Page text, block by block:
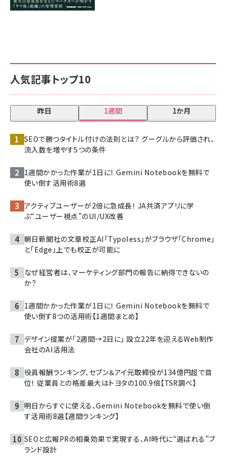
人気記事トップ10
昨日 1週間 1か月
SEOで勝つタイトル付けの法則とは？ グーグルから評価され、
流入数を増やす5つの条件
1週間かかった作業が1日に！ Gemini Notebookを無料で
使い倒す活用術8選
アクティブユーザーが2倍に急成長！ JA共済アプリに学
ぶ“ユーザー視点”のUI/UX改善
朝日新聞社の文章校正AI「Typoless」がブラウザ「Chrome」
と「Edge」上でも校正が可能に
なぜ経営者は、マーケティング部門の報告に納得できないの
か？
1週間かかった作業が1日に！ Gemini Notebookを無料で
使い倒す8つの活用術【1週間まとめ】
デザイン提案が「2週間→2日に」 設立22年を迎えるWeb制作
会社のAI活用法
役員報酬ランキング、セブン＆アイ元取締役が134億円超で首
位！ 従業員との格差最大はトヨタの100.9倍【TSR調べ】
明日からすぐに使える、Gemini Notebookを無料で使い倒
す活用術8選【週間ランキング】
SEOと広報PRの相乗効果で実現する、AI時代に“選ばれる”ブ
ランド設計